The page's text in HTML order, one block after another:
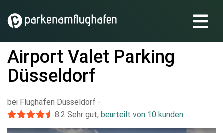
Airport Valet Parking
Düsseldorf
bei Flughafen Düsseldorf -
8.2 Sehr gut, beurteilt von 10 kunden